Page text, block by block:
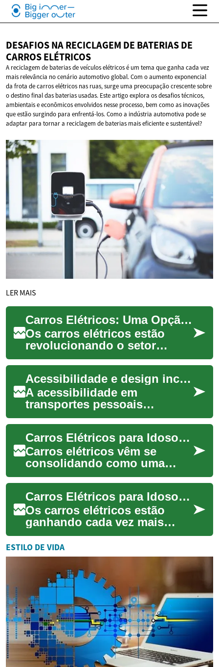
DESAFIOS NA RECICLAGEM DE BATERIAS DE
CARROS ELÉTRICOS
A reciclagem de baterias de veículos elétricos é um tema que ganha cada vez
mais relevância no cenário automotivo global. Com o aumento exponencial
da frota de carros elétricos nas ruas, surge uma preocupação crescente sobre
o destino final das baterias usadas. Este artigo explora os desafios técnicos,
ambientais e econômicos envolvidos nesse processo, bem como as inovações
que estão surgindo para enfrentá-los. Como a indústria automotiva pode se
adaptar para tornar a reciclagem de baterias mais eficiente e sustentável?
LER MAIS
Carros Elétricos: Uma Opção Sustentável para Mobilidade de Idosos
Os carros elétricos estão
revolucionando o setor
automotivo, oferecendo uma
alternativa mais limpa e
eficiente aos ve...
Acessibilidade e design inclusivo em meios de transporte pessoais elétricos
A acessibilidade em
transportes pessoais
elétricos envolve mais do que
rampas ou espaços
alargados: exige considerar
...
Carros Elétricos para Idosos: Mobilidade Sustentável
Carros elétricos vêm se
consolidando como uma
alternativa limpa e eficiente
para deslocamentos. Para
idosos e seniore...
Carros Elétricos para Idosos: Uma Opção Viável para Aposentados?
Os carros elétricos estão
ganhando cada vez mais
espaço no mercado
automotivo, e muitos se
perguntam se essa
tecnolog...
ESTILO DE VIDA